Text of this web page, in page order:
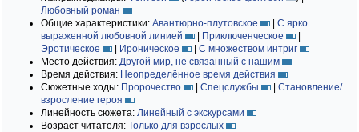
Любовный роман
Общие характеристики: Авантюрно-плутовское | С ярко
выраженной любовной линией
| Приключенческое
|
Эротическое
| Ироническое | С множеством интриг
Место действия: Другой мир, не связанный с нашим
Время действия: Неопределённое время действия
Сюжетные ходы: Пророчество | Спецслужбы | Становление/
взросление героя
Линейность сюжета: Линейный с экскурсами
Возраст читателя: Только для взрослых